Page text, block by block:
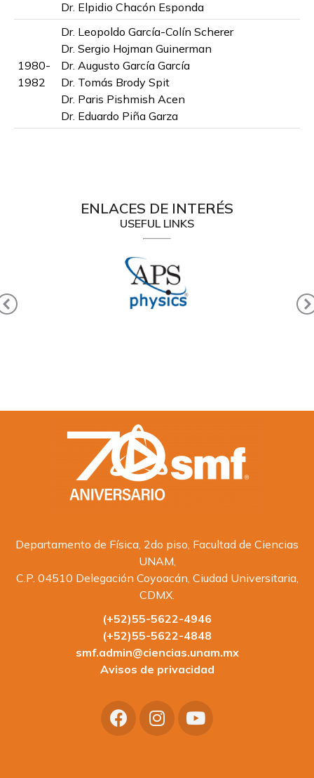
Dr. Elpidio Chacón Esponda
1980-
1982
Dr. Leopoldo García-Colín Scherer
Dr. Sergio Hojman Guinerman
Dr. Augusto García García
Dr. Tomás Brody Spit
Dr. Paris Pishmish Acen
Dr. Eduardo Piña Garza
ENLACES DE INTERÉS
USEFUL LINKS
Departamento de Física, 2do piso, Facultad de Ciencias
UNAM,
C.P. 04510 Delegación Coyoacán, Ciudad Universitaria,
CDMX.
(+52)55-5622-4946
(+52)55-5622-4848
smf.admin@ciencias.unam.mx
Avisos de privacidad